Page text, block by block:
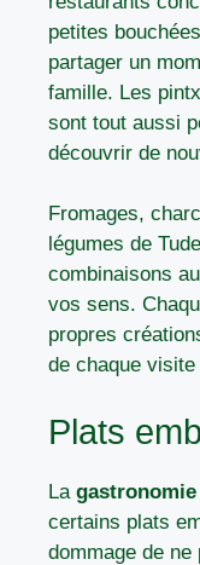
petites
partager un
famille. Les
sont tout aussi
découvrir de
Fromages,
légumes de
combinaisons
vos sens.
propres
de chaque
Plats
La
certains plats
dommage de